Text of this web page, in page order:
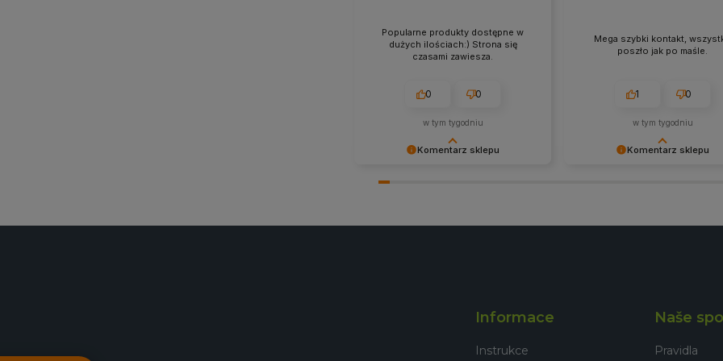
Komentarz sklepu
Popularne produkty dostępne w
dużych ilościach:) Strona się
czasami zawiesza.
0 0
w tym tygodniu
Komentarz sklepu
Mega szybki kontakt,
poszło jak po maśle.
1 0
w tym tygodniu
Informace
Instrukce
Naše
Pravidla